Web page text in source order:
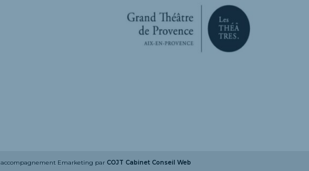
accompagnement Emarketing par COJT Cabinet Conseil Web